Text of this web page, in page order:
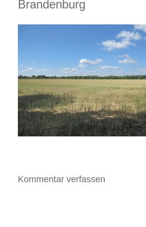
Brandenburg
Kommentar verfassen